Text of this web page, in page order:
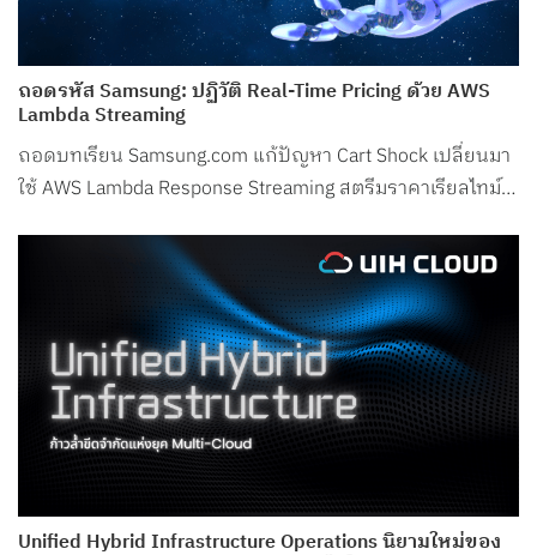
ถอดรหัส Samsung: ปฏิวัติ Real-Time Pricing ด้วย AWS
Lambda Streaming
ถอดบทเรียน Samsung.com แก้ปัญหา Cart Shock เปลี่ยนมา
ใช้ AWS Lambda Response Streaming สตรีมราคาเรียลไทม์
Unified Hybrid Infrastructure Operations นิยามใหม่ของ